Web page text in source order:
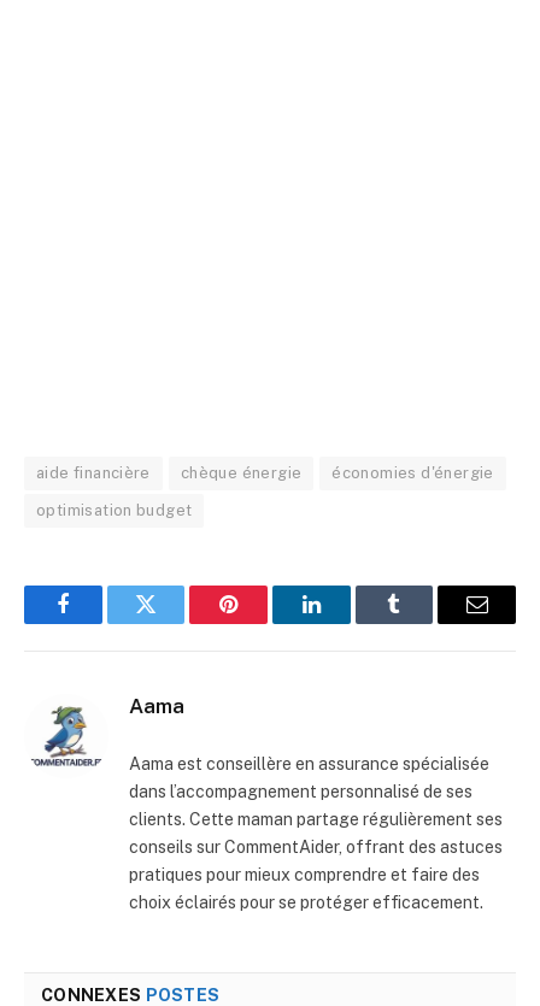
aide financière chèque énergie économies d'énergie
optimisation budget
FacebookTwitter Pinterest LinkedInTumblr
E-
Aama
Aama est conseillère en assurance spécialisée
dans l’accompagnement personnalisé de ses
clients. Cette maman partage régulièrement ses
conseils sur CommentAider, offrant des astuces
pratiques pour mieux comprendre et faire des
choix éclairés pour se protéger efficacement.
CONNEXES POSTES